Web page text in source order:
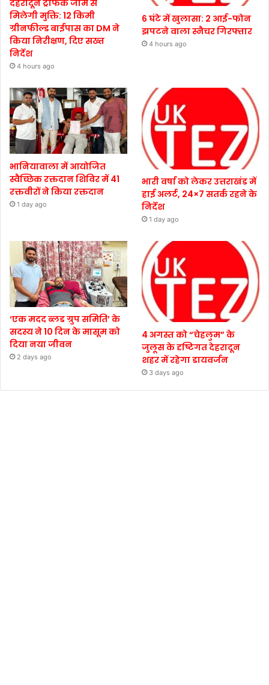
देहरादून ट्रैफिक जाम से
मिलेगी मुक्ति: 12 किमी
ग्रीनफील्ड बाईपास का DM ने
किया निरीक्षण, दिए सख्त
निर्देश
4 hours ago
6 घंटे में खुलासा: 2 आई-फोन
झपटने वाला स्नैचर गिरफ्तार
4 hours ago
भानियावाला में आयोजित
स्वैच्छिक रक्तदान शिविर में 41
रक्तवीरों ने किया रक्तदान
1 day ago
भारी वर्षा को लेकर उत्तराखंड में
हाई अलर्ट, 24×7 सतर्क रहने के
निर्देश
1 day ago
‘एक मदद ब्लड ग्रुप समिति’ के
सदस्य ने 10 दिन के मासूम को
दिया नया जीवन
2 days ago
4 अगस्त को “चेहलुम” के
जुलूस के दृष्टिगत देहरादून
शहर में रहेगा डायवर्जन
3 days ago